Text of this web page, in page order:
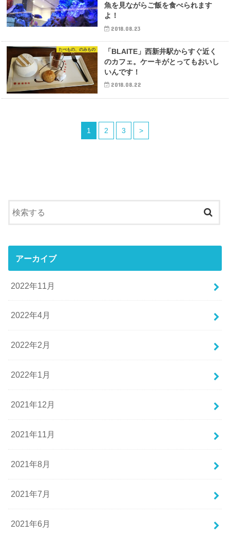
魚を見ながらご飯を食べられます
よ！
2018.08.23
たべもの、のみもの
「BLAITE」西新井駅からすぐ近く
のカフェ。ケーキがとってもおいし
いんです！
2018.08.22
1 2 3 >
アーカイブ
2022年11月
2022年4月
2022年2月
2022年1月
2021年12月
2021年11月
2021年8月
2021年7月
2021年6月